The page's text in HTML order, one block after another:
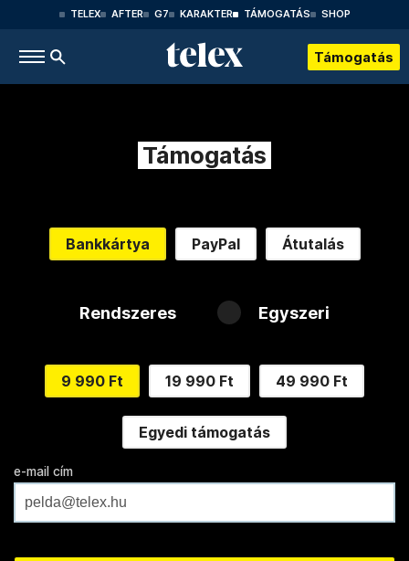
TELEX AFTER G7 KARAKTER TÁMOGATÁS SHOP
Támogatás
Támogatás
Bankkártya PayPal Átutalás
Rendszeres Egyszeri
9 990 Ft 19 990 Ft 49 990 Ft
Egyedi támogatás
e-mail cím